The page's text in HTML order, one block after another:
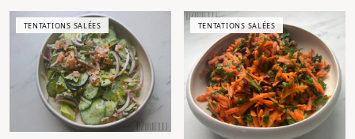
TENTATIONS SALÉES TENTATIONS SALÉES